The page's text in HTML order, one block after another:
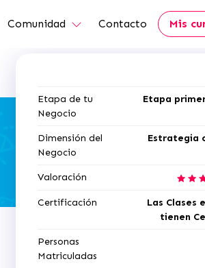
Comunidad Contacto Mis
Etapa de tu
Negocio
Etapa
Dimensión del
Negocio
Estrategia
Valoración
Certificación
Las Clases
tienen
Personas
Matriculadas